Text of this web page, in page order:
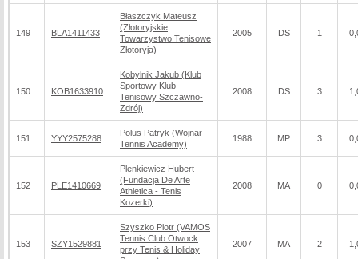
149 BLA1411433
Błaszczyk Mateusz
(Złotoryjskie
Towarzystwo Tenisowe
Złotoryja)
2005 DS 1
150 KOB1633910
Kobylnik Jakub (Klub
Sportowy Klub
Tenisowy Szczawno-
Zdrój)
2008 DS 3
151 YYY2575288
Polus Patryk (Wojnar
Tennis Academy)
1988 MP 3
152 PLE1410669
Plenkiewicz Hubert
(Fundacja De Arte
Athletica - Tenis
Kozerki)
2008 MA 0
153 SZY1529881
Szyszko Piotr (VAMOS
Tennis Club Otwock
przy Tenis & Holiday
2007 MA 2